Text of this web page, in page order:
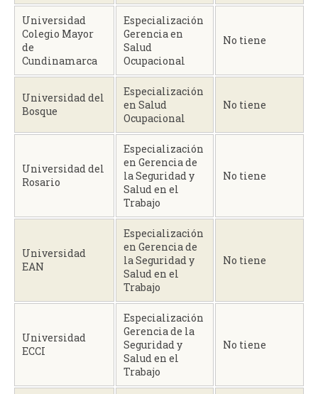
Universidad
Colegio Mayor
de
Cundinamarca
Especialización
Gerencia en
Salud
Ocupacional
No tiene
Universidad del
Bosque
Especialización
en Salud
Ocupacional
No tiene
Universidad del
Rosario
Especialización
en Gerencia de
la Seguridad y
Salud en el
Trabajo
No tiene
Universidad
EAN
Especialización
en Gerencia de
la Seguridad y
Salud en el
Trabajo
No tiene
Universidad
ECCI
Especialización
Gerencia de la
Seguridad y
Salud en el
Trabajo
No tiene